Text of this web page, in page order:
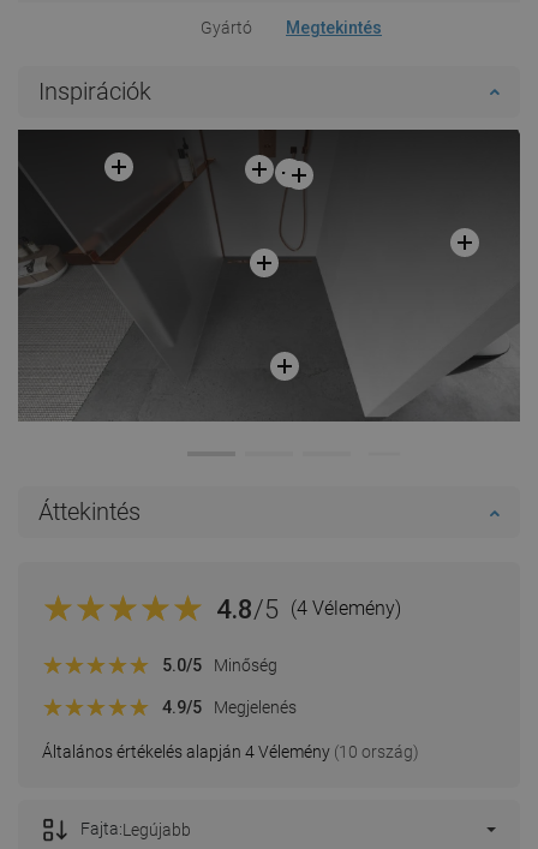
Gyártó Megtekintés
Inspirációk
Áttekintés
4.8/5 (4 Vélemény)
Általános értékelés alapján 4 Vélemény (10 ország)
5.0/5 Minőség
4.9/5 Megjelenés
Fajta:Legújabb